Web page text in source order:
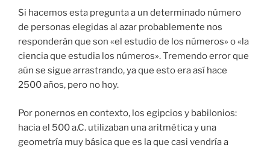
Si hacemos esta pregunta a un determinado número
de personas elegidas al azar probablemente nos
responderán que son «el estudio de los números» o «la
ciencia que estudia los números». Tremendo error que
aún se sigue arrastrando, ya que esto era así hace
2500 años, pero no hoy.
Por ponernos en contexto, los egipcios y babilonios:
hacia el 500 a.C. utilizaban una aritmética y una
geometría muy básica que es la que casi vendría a